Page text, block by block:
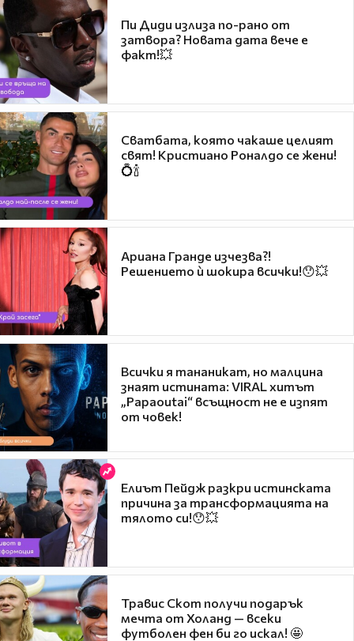
Пи Диди излиза по-рано от
затвора? Новата дата вече е
факт!💥
Сватбата, която чакаше целият
свят! Кристиано Роналдо се жени!
💍🍾
Ариана Гранде изчезва?!
Решението ѝ шокира всички!😯💥
Всички я тананикат, но малцина
знаят истината: VIRAL хитът
„Papaoutai“ всъщност не е изпят
от човек!
Елиът Пейдж разкри истинската
причина за трансформацията на
тялото си!😯💥
Травис Скот получи подарък
мечта от Холанд — всеки
футболен фен би го искал! 🤩